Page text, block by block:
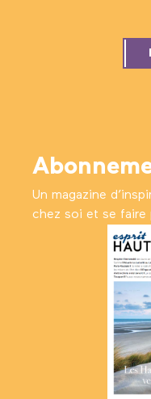
Un magazine
chez soi et se faire